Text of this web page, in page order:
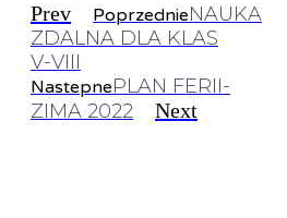
Prev PoprzednieNAUKA
ZDALNA DLA KLAS
V-VIII
NastepnePLAN FERII-
ZIMA 2022
Next